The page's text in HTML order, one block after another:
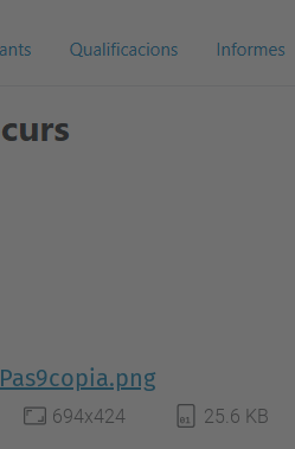
Pas9copia.png
694x424 25.6 KB